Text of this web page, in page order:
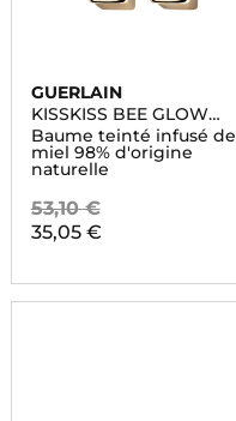
GUERLAIN
KISSKISS BEE GLOW
PEARLY
Baume teinté infusé de
miel 98% d'origine
naturelle
53,10 €
35,05 €